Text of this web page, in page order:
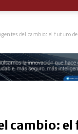
del cambio: el futuro
cambio: el